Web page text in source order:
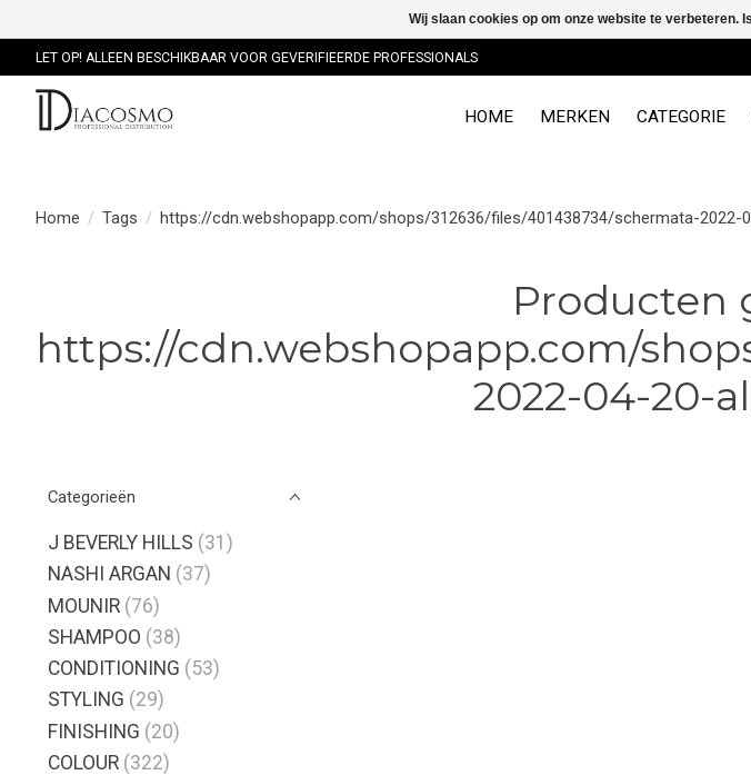
LET OP! ALLEEN BESCHIKBAAR VOOR GEVERIFIEERDE PROFESSIONALS
HOME MERKEN CATEGORIE
Home / Tags / https://cdn.webshopapp.com/shops/312636/files/401438734/schermata-2022-
Producten
https://cdn.webshopapp.com/
2022-04-20-
Categorieën
J BEVERLY HILLS (31)
NASHI ARGAN (37)
MOUNIR (76)
SHAMPOO (38)
CONDITIONING (53)
STYLING (29)
FINISHING (20)
COLOUR (322)
Wij slaan cookies op om onze website te verbeteren.